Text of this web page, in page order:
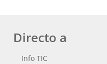
Directo a
Info TIC